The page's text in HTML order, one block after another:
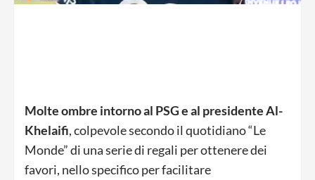
Molte ombre intorno al PSG e al presidente Al-
Khelaifi, colpevole secondo il quotidiano “Le
Monde” di una serie di regali per ottenere dei
favori, nello specifico per facilitare